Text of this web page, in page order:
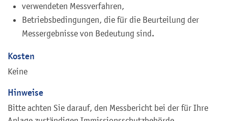
verwendeten Messverfahren,
Betriebsbedingungen, die für die Beurteilung der
Messergebnisse von Bedeutung sind.
Kosten
Keine
Hinweise
Bitte achten Sie darauf, den Messbericht bei der für Ihre